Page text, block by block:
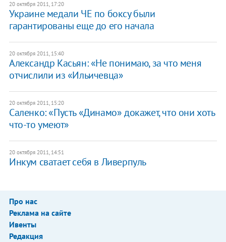
20 октября 2011, 17:20
Украине медали ЧЕ по боксу были
гарантированы еще до его начала
20 октября 2011, 15:40
Александр Касьян: «Не понимаю, за что меня
отчислили из «Ильичевца»
20 октября 2011, 15:20
Саленко: «Пусть «Динамо» докажет, что они хоть
что-то умеют»
20 октября 2011, 14:51
Инкум сватает себя в Ливерпуль
Про нас
Реклама на сайте
Ивенты
Редакция